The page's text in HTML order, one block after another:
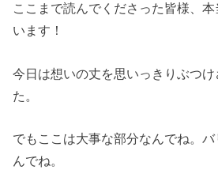
ここまで読んでくださった皆様、
います！
今日は想いの丈を思いっきりぶつ
た。
でもここは大事な部分なんでね。
んでね。